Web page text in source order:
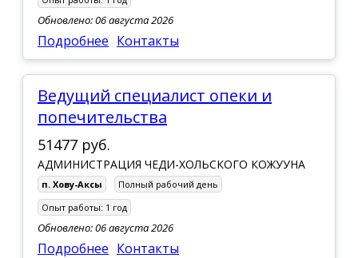
Обновлено: 06 августа 2026
Подробнее Контакты
Ведущий специалист опеки и
попечительства
51477 руб.
АДМИНИСТРАЦИЯ ЧЕДИ-ХОЛЬСКОГО КОЖУУНА
п. Хову-Аксы
Полный рабочий день
Опыт работы: 1 год
Обновлено: 06 августа 2026
Подробнее Контакты